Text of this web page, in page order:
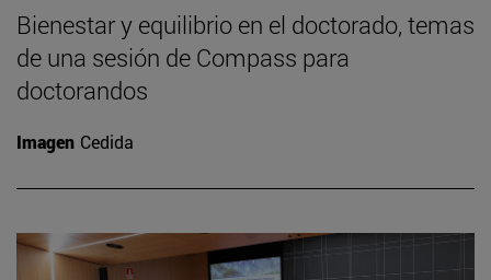
Bienestar y equilibrio en el doctorado, temas
de una sesión de Compass para
doctorandos
Imagen Cedida